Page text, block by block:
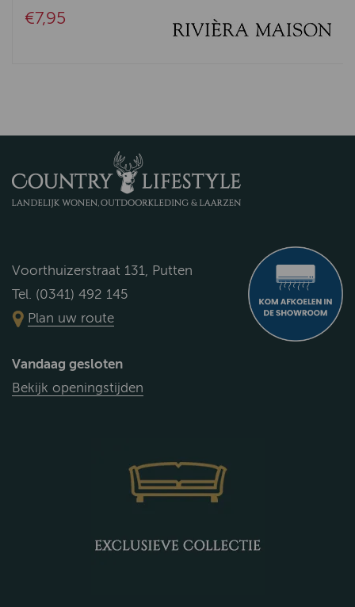
€7,95
Voorthuizerstraat 131, Putten
Tel. (0341) 492 145
Plan uw route
Vandaag gesloten
Bekijk openingstijden